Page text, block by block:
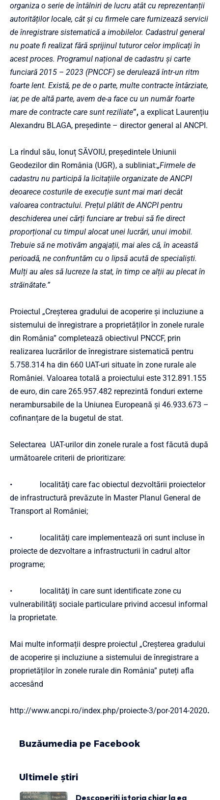
organiza o serie de întâlniri de lucru atât cu reprezentanții
autorităților locale, cât și cu firmele care furnizează servicii
de înregistrare sistematică a imobilelor. Cadastrul general
nu poate fi realizat fără sprijinul tuturor celor implicați în
acest proces. Programul național de cadastru și carte
funciară 2015 – 2023 (PNCCF) se derulează într-un ritm
foarte lent. Există, pe de o parte, multe contracte întârziate,
iar, pe de altă parte, avem de-a face cu un număr foarte
mare de contracte care sunt reziliate”, a explicat Laurențiu
Alexandru BLAGA, președinte – director general al ANCPI.
La rîndul său, Ionuț SĂVOIU, președintele Uniunii
Geodezilor din România (UGR), a subliniat:„Firmele de
cadastru nu participă la licitațiile organizate de ANCPI
deoarece costurile de execuție sunt mai mari decât
valoarea contractului. Prețul plătit de ANCPI pentru
deschiderea unei cărți funciare ar trebui să fie direct
proporțional cu timpul alocat unei lucrări, unui imobil.
Trebuie să ne motivăm angajații, mai ales că, în această
perioadă, ne confruntăm cu o lipsă acută de specialiști.
Mulți au ales să lucreze la stat, în timp ce alții au plecat în
străinătate.”
Proiectul „Creșterea gradului de acoperire și incluziune a
sistemului de înregistrare a proprietăților în zonele rurale
din România” completează obiectivul PNCCF, prin
realizarea lucrărilor de înregistrare sistematică pentru
5.758.314 ha din 660 UAT-uri situate în zone rurale ale
României. Valoarea totală a proiectului este 312.891.155
de euro, din care 265.957.482 reprezintă fonduri externe
nerambursabile de la Uniunea Europeană și 46.933.673 –
cofinanțare de la bugetul de stat.
Selectarea UAT-urilor din zonele rurale a fost făcută după
următoarele criterii de prioritizare:
• localităţi care fac obiectul dezvoltării proiectelor
de infrastructură prevăzute în Master Planul General de
Transport al României;
• localităţi care implementează ori sunt incluse în
proiecte de dezvoltare a infrastructurii în cadrul altor
programe;
• localităţi în care sunt identificate zone cu
vulnerabilităţi sociale particulare privind accesul informal
la proprietate.
Mai multe informații despre proiectul „Creșterea gradului
de acoperire și incluziune a sistemului de înregistrare a
proprietăților în zonele rurale din România” puteți afla
accesând
http://www.ancpi.ro/index.php/proiecte-3/por-2014-2020.
Buzăumedia pe Facebook
Ultimele știri
Descoperiți istoria chiar la ea